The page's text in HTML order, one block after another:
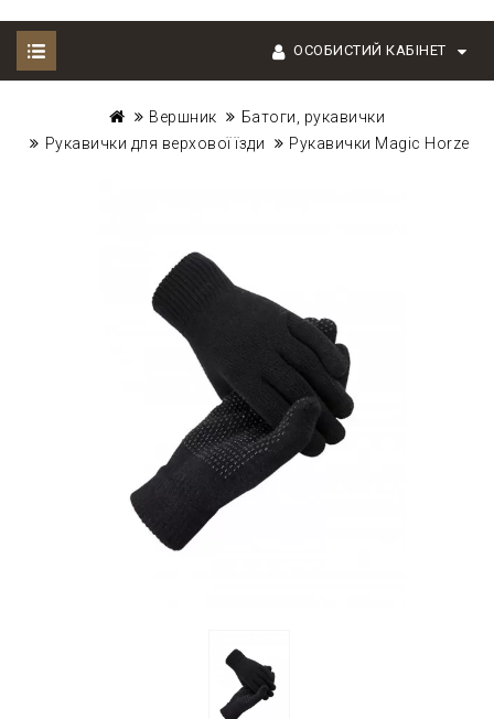
ОСОБИСТИЙ КАБІНЕТ
Вершник
Батоги, рукавички
Рукавички для верхової їзди
Рукавички Magic Horze